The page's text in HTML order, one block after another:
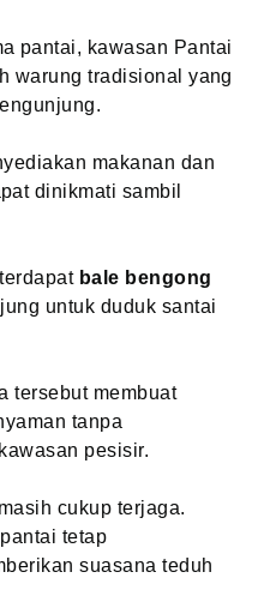
pantai, kawasan Pantai
warung tradisional yang
makanan dan
dinikmati sambil
bale bengong
untuk duduk santai
tersebut membuat
tanpa
pesisir.
cukup terjaga.
tetap
suasana teduh